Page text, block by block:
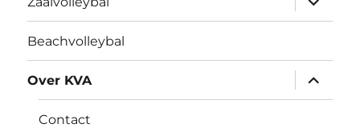
Beachvolleybal
Over KVA
Contact